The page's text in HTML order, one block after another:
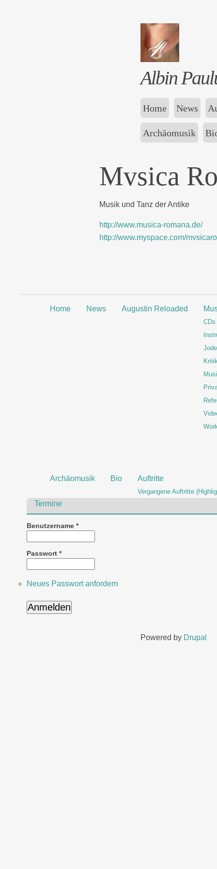
Albin
Home News
Archäomusik
Mvsica
Musik und Tanz der Antike
http://www.musica-romana.de/
http://www.myspace.com/
Home News Augustin Reloaded
CDs
Archäomusik Bio Auftritte
Vergangene Auftritte
Termine
Benutzername*
Passwort*
Neues Passwort anfordern
Powered by Drupal